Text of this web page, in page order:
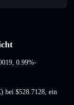
, 0.99%-
bei $528.7128, ein